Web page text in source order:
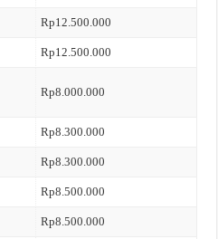
Rp12.500.000
Rp12.500.000
Rp8.000.000
Rp8.300.000
Rp8.300.000
Rp8.500.000
Rp8.500.000